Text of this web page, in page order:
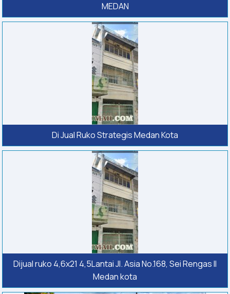
MEDAN
Di Jual Ruko Strategis Medan Kota
Dijual ruko 4,6x21 4,5Lantai Jl. Asia No.168, Sei Rengas Il
Medan kota